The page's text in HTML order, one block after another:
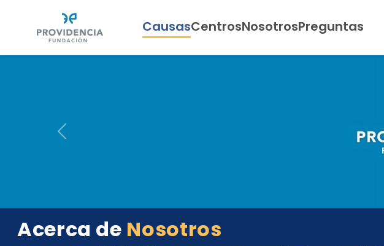
CausasCentrosNosotrosPreguntas
Previous
Acerca de Nosotros